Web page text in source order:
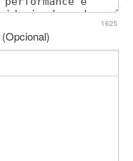
1625
(Opcional)